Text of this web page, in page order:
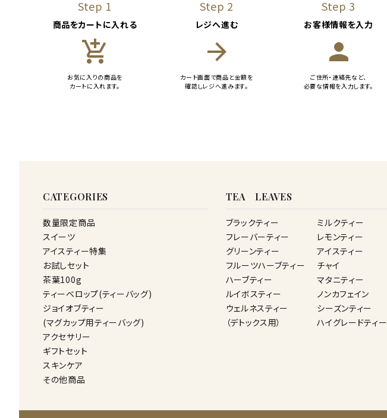
Step 1
商品をカートに入れる
add_shopping_cart
お気に入りの商品を
カートに入れます。
Step 2
レジへ進む
arrow_forward
カート画面で商品と金額を
確認しレジへ進みます。
Step 3
お客様情報を入力
person
ご住所・連絡先など、
必要な情報を入力します。
CATEGORIES
数量限定商品
スイーツ
アイスティー特集
お試しセット
茶葉100g
ティーベロップ(ティーバッグ)
ジョイオブティー
(マグカップ用ティーバッグ)
アクセサリー
ギフトセット
スキンケア
その他商品
TEA LEAVES
ブラックティー
フレーバーティー
グリーンティー
フルーツハーブティー
ハーブティー
ルイボスティー
ウェルネスティー
（デトックス用）
ミルクティー
レモンティー
アイスティー
チャイ
マタニティー
ノンカフェイン
シーズンティー
ハイグレードティー